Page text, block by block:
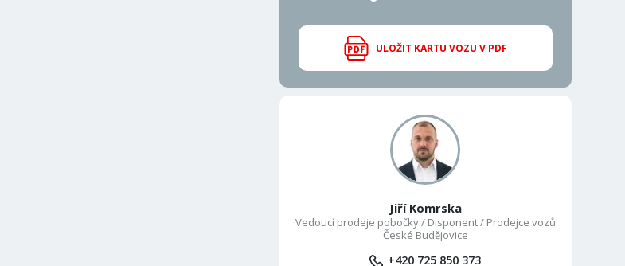
ULOŽIT KARTU VOZU V PDF
Jiří Komrska
Vedoucí prodeje pobočky / Disponent / Prodejce vozů
České Budějovice
+420 725 850 373